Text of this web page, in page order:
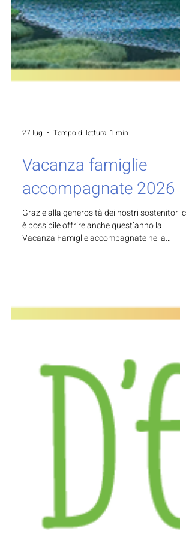
27 lug Tempo di lettura: 1 min
Vacanza famiglie
accompagnate 2026
è possibile offrire anche quest’anno la
Vacanza Famiglie accompagnate nella
venire a trovarci a San Bernardino e a
partecipare all'attività “Il ricordo più prezioso
del mio cuore” che proporremo Domenica 2